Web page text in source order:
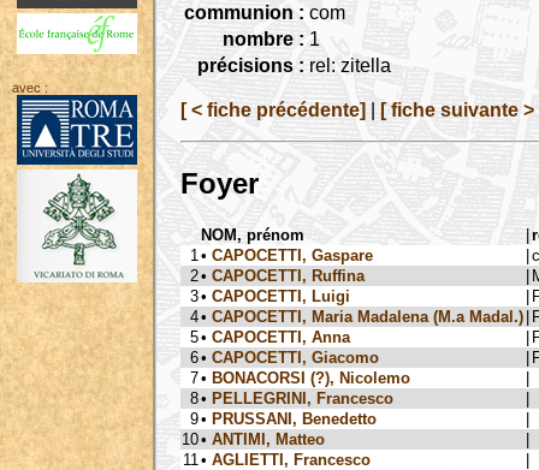
avec :
communion : com
nombre : 1
précisions : rel: zitella
[ < fiche précédente] [ fiche suivante >
Foyer
NOM, prénom |
1 • CAPOCETTI, Gaspare |
2• CAPOCETTI, Ruffina |
3• CAPOCETTI, Luigi |
4• CAPOCETTI, Maria Madalena (M.a Madal.) |
5• CAPOCETTI, Anna |
6• CAPOCETTI, Giacomo |
7• BONACORSI (?), Nicolemo
|
8• PELLEGRINI, Francesco
|
9• PRUSSANI, Benedetto
|
10• ANTIMI, Matteo
|
11 • AGLIETTI, Francesco |